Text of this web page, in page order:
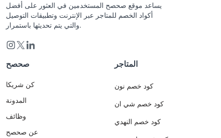
يساعد موقع صحصح المستخدمين في العثور على أفضل
أكواد الخصم للمتاجر عبر الإنترنت وتطبيقات التوصيل
والتي يتم تحديثها باستمرار.
صحصح
كن شريكا
المدونة
وظائف
عن صحصح
المتاجر
كود خصم نون
كود خصم شي ان
كود خصم النهدي